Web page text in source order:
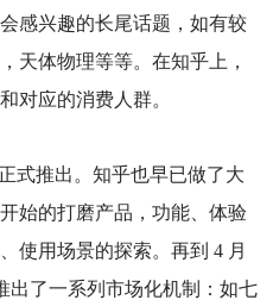
感兴趣的长尾话题，如有较
天体物理等等。在知乎上，
对应的消费人群。
式推出。知乎也早已做了大
始的打磨产品，功能、体验
使用场景的探索。再到 4 月
出了一系列市场化机制：如七